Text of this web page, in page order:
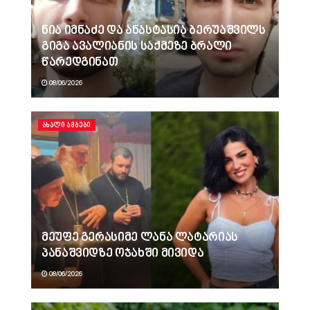
ნია იმნაძე და ანასტასია ბერუაშვილს
გიგა ავალიანის საქმეზე ბრალი
წარედგინათ
08/06/2026
ᲐᲮᲐᲚᲘ ᲐᲛᲑᲔᲑᲘ
მეუფე გერასიმე ლანა ლატარიას
პანაშვიდზე ოჯახში მივიდა
08/06/2026